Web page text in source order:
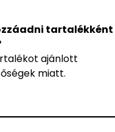
tartalékként
ajánlott
miatt.